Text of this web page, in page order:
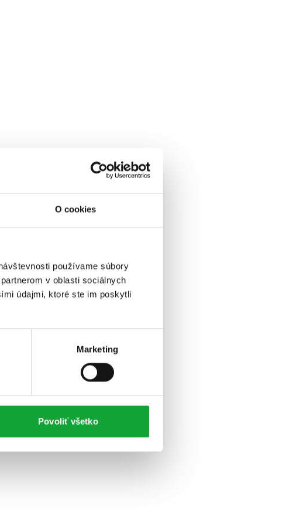
O cookies
používame súbory
v oblasti sociálnych
údajmi, ktoré ste im poskytli
Marketing
Povoliť všetko